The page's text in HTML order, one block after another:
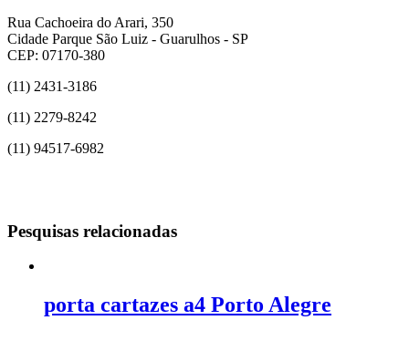
Rua Cachoeira do Arari, 350
Cidade Parque São Luiz - Guarulhos - SP
CEP: 07170-380
(11) 2431-3186
(11) 2279-8242
(11) 94517-6982
Pesquisas relacionadas
porta cartazes a4 Porto Alegre